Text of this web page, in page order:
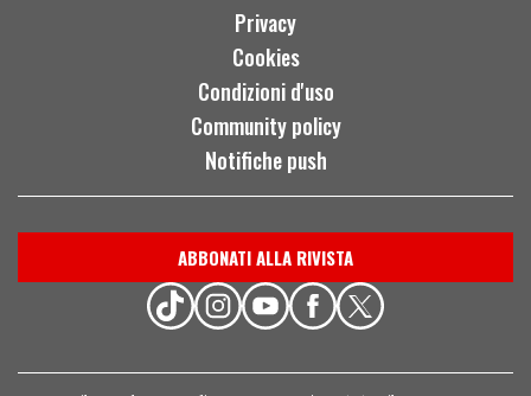
Privacy
Cookies
Condizioni d'uso
Community policy
Notifiche push
ABBONATI ALLA RIVISTA